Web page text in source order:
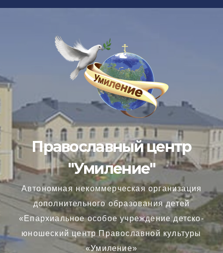
Перейти
Православный центр
"Умиление"
Автономная некоммерческая организация
дополнительного образования детей
«Епархиальное особое учреждение детско-
юношеский центр Православной культуры
«Умиление»